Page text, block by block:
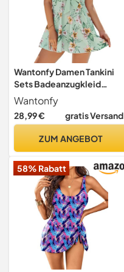
Wantonfy Damen Tankini
Sets Badeanzugkleid
Badeanzug Bademode
Schwimmanzug
Wantonfy
28,99 € gratis Versand
ZUM ANGEBOT
58% Rabatt